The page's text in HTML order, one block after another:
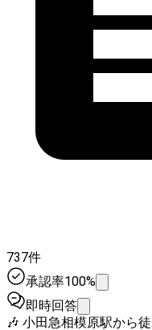
737件
承認率100%
即時回答
🎶 小田急相模原駅から